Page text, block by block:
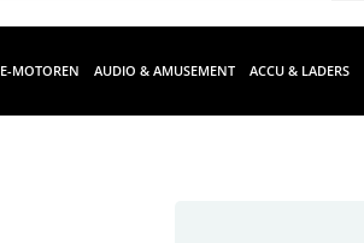
E-MOTOREN AUDIO & AMUSEMENT ACCU & LADERS